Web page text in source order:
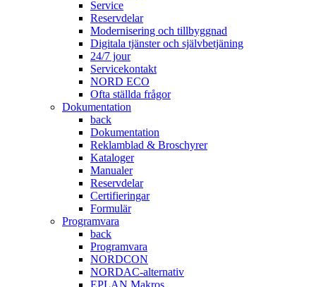
Service
Reservdelar
Modernisering och tillbyggnad
Digitala tjänster och självbetjäning
24/7 jour
Servicekontakt
NORD ECO
Ofta ställda frågor
Dokumentation
back
Dokumentation
Reklamblad & Broschyrer
Kataloger
Manualer
Reservdelar
Certifieringar
Formulär
Programvara
back
Programvara
NORDCON
NORDAC-alternativ
EPLAN Makros